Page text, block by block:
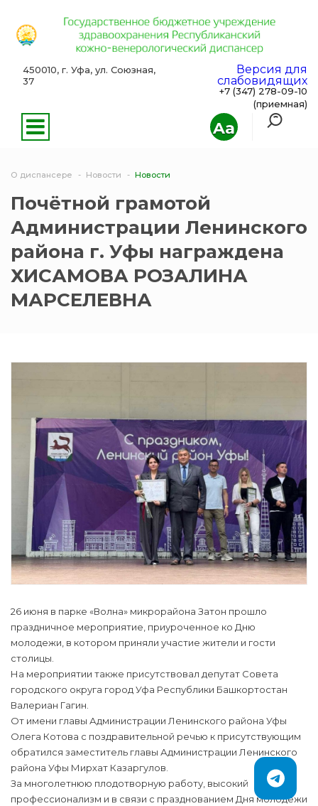
Aa
450010, г. Уфа, ул. Союзная,
37
Версия для
слабовидящих
+7 (347) 278-09-10
(приемная)
О диспансере Новости Новости
Почётной грамотой
Администрации Ленинского
района г. Уфы награждена
ХИСАМОВА РОЗАЛИНА
МАРСЕЛЕВНА
26 июня в парке «Волна» микрорайона Затон прошло
праздничное мероприятие, приуроченное ко Дню
молодежи, в котором приняли участие жители и гости
столицы.
На мероприятии также присутствовал депутат Совета
городского округа город Уфа Республики Башкортостан
Валериан Гагин.
От имени главы Администрации Ленинского района Уфы
Олега Котова с поздравительной речью к присутствующим
обратился заместитель главы Администрации Ленинского
района Уфы Мирхат Казаргулов.
За многолетнюю плодотворную работу, высокий
профессионализм и в связи с празднованием Дня молодежи